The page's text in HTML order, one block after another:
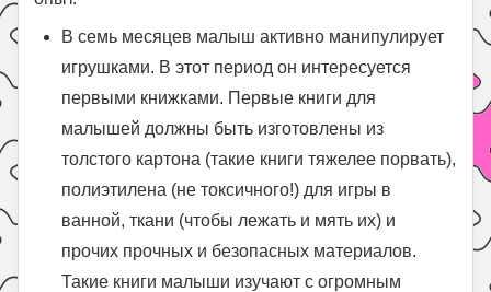
В семь месяцев малыш активно манипулирует
игрушками. В этот период он интересуется
первыми книжками. Первые книги для
малышей должны быть изготовлены из
толстого картона (такие книги тяжелее порвать),
полиэтилена (не токсичного!) для игры в
ванной, ткани (чтобы лежать и мять их) и
прочих прочных и безопасных материалов.
Такие книги малыши изучают с огромным